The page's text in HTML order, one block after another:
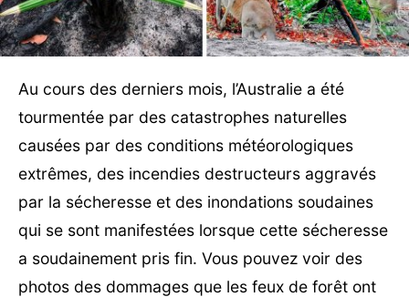
Au cours des derniers mois, l’Australie a été
tourmentée par des catastrophes naturelles
causées par des conditions météorologiques
extrêmes, des incendies destructeurs aggravés
par la sécheresse et des inondations soudaines
qui se sont manifestées lorsque cette sécheresse
a soudainement pris fin. Vous pouvez voir des
photos des dommages que les feux de forêt ont